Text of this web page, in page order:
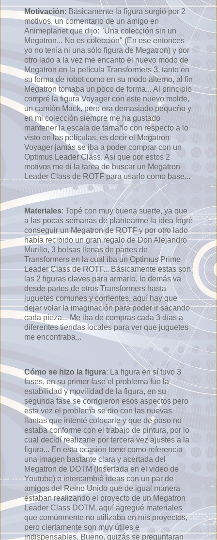
Motivación: Básicamente la figura surgió por 2
motivos, un comentario de un amigo en
Animeplanet que dijo: "Una colección sin un
Megatron... No es colección" (En ese entonces
yo no tenía ni una sólo figura de Megatron) y por
otro lado a la vez me encanto el nuevo modo de
Megatron en la película Transformers 3, tanto en
su forma de robot como en su modo alterno, al fin
Megatron tomaba un poco de forma... Al principio
compré la figura Voyager con este nuevo molde,
un camión Mack, pero era demasiado pequeño y
en mi colección siempre me ha gustado
mantener la escala de tamaño con respecto a lo
visto en las películas, es decir el Megatron
Voyager jamás se iba a poder comprar con un
Optimus Leader Class. Así que por estos 2
motivos me di la tarea de buscar un Megatron
Leader Class de ROTF para usarlo como base...
Materiales: Topé con muy buena suerte, ya que
a las pocas semanas de plantearme la idea logré
conseguir un Megatron de ROTF y por otro lado
había recibido un gran regalo de Don Alejandro
Murillo, 3 bolsas llenas de partes de
Transformers en la cual iba un Optimus Prime
Leader Class de ROTF... Básicamente estas son
las 2 figuras claves para armarlo, lo demás va
desde partes de otros Transformers hasta
juguetes comunes y corrientes, aquí hay que
dejar volar la imaginación para poder ir sacando
cada pieza... Me iba de compras cada 3 días a
diferentes tiendas locales para ver que juguetes
me encontraba...
Cómo se hizo la figura: La figura en sí tuvo 3
fases, en su primer fase el problema fue la
estabilidad y movilidad de la figura, en su
segunda fase se corrigieron esos aspectos pero
esta vez el problema se dio con las nuevas
llantas que intenté colocarle y que de paso no
estaba conforme con el trabajo de pintura, por lo
cual decidí realizarle por tercera vez ajustes a la
figura... En esta ocasión tome como referencia
una imagen bastante clara y acertada del
Megatron de DOTM (Insertada en el video de
Youtube) e intercambié ideas con un par de
amigos del Reino Unido que de igual manera
estaban realizando el proyecto de un Megatron
Leader Class DOTM, aquí agregué materiales
que comúnmente no utilizaba en mis proyectos,
pero ciertamente son muy útiles e
indispensables. Bueno, quizás se preguntaran